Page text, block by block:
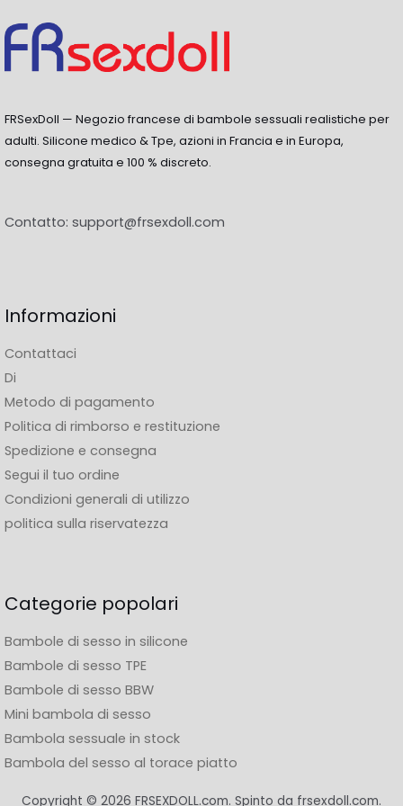
FRSexDoll — Negozio francese di bambole sessuali realistiche per
adulti. Silicone medico & Tpe, azioni in Francia e in Europa,
consegna gratuita e 100 % discreto.
Contatto: support@frsexdoll.com
Informazioni
Contattaci
Di
Metodo di pagamento
Politica di rimborso e restituzione
Spedizione e consegna
Segui il tuo ordine
Condizioni generali di utilizzo
politica sulla riservatezza
Categorie popolari
Bambole di sesso in silicone
Bambole di sesso TPE
Bambole di sesso BBW
Mini bambola di sesso
Bambola sessuale in stock
Bambola del sesso al torace piatto
Copyright © 2026 FRSEXDOLL.com. Spinto da frsexdoll.com.